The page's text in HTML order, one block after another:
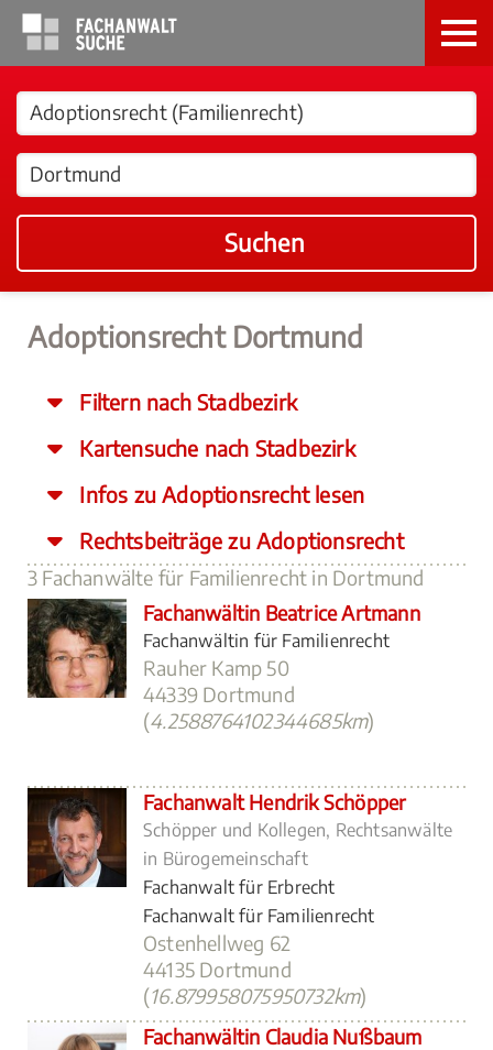
Suchen
Adoptionsrecht Dortmund
Filtern nach Stadbezirk
Kartensuche nach Stadbezirk
Infos zu Adoptionsrecht lesen
Rechtsbeiträge zu Adoptionsrecht
3 Fachanwälte für Familienrecht in Dortmund
Fachanwältin Beatrice Artmann
Fachanwältin für Familienrecht
Rauher Kamp 50
44339 Dortmund
(4.2588764102344685km)
Fachanwalt Hendrik Schöpper
Schöpper und Kollegen, Rechtsanwälte
in Bürogemeinschaft
Fachanwalt für Erbrecht
Fachanwalt für Familienrecht
Ostenhellweg 62
44135 Dortmund
(16.879958075950732km)
Fachanwältin Claudia Nußbaum